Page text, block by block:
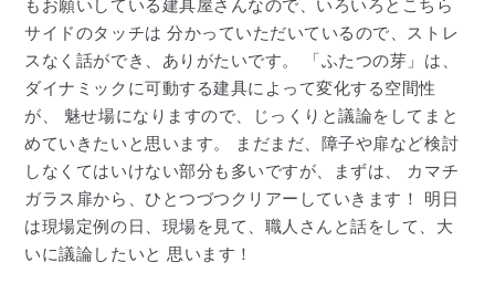
もお願いしている建具屋さんなので、いろいろとこちら
サイドのタッチは 分かっていただいているので、ストレ
スなく話ができ、ありがたいです。 「ふたつの芽」は、
ダイナミックに可動する建具によって変化する空間性
が、 魅せ場になりますので、じっくりと議論をしてまと
めていきたいと思います。 まだまだ、障子や扉など検討
しなくてはいけない部分も多いですが、まずは、 カマチ
ガラス扉から、ひとつづつクリアーしていきます！ 明日
は現場定例の日、現場を見て、職人さんと話をして、大
いに議論したいと 思います！